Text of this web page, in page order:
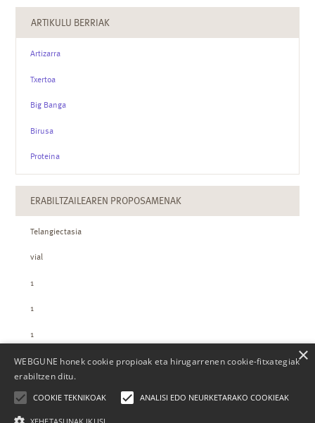
ARTIKULU BERRIAK
Artizarra
Txertoa
Big Banga
Birusa
Proteina
ERABILTZAILEAREN PROPOSAMENAK
Telangiectasia
vial
1
1
1
ZTH-REN KOPURUAK
WEBGUNE honek cookie propioak eta hirugarrenen cookie-fitxategiak
erabiltzen ditu.
COOKIE TEKNIKOAK ANALISI EDO NEURKETARAKO COOKIEAK
×